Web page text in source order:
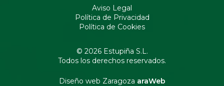
Aviso Legal
Política de Privacidad
Política de Cookies
© 2026 Estupiña S.L.
Todos los derechos reservados.
Diseño web Zaragoza araWeb